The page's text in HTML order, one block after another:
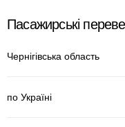
Пасажирські
Чернігівська область
по Україні